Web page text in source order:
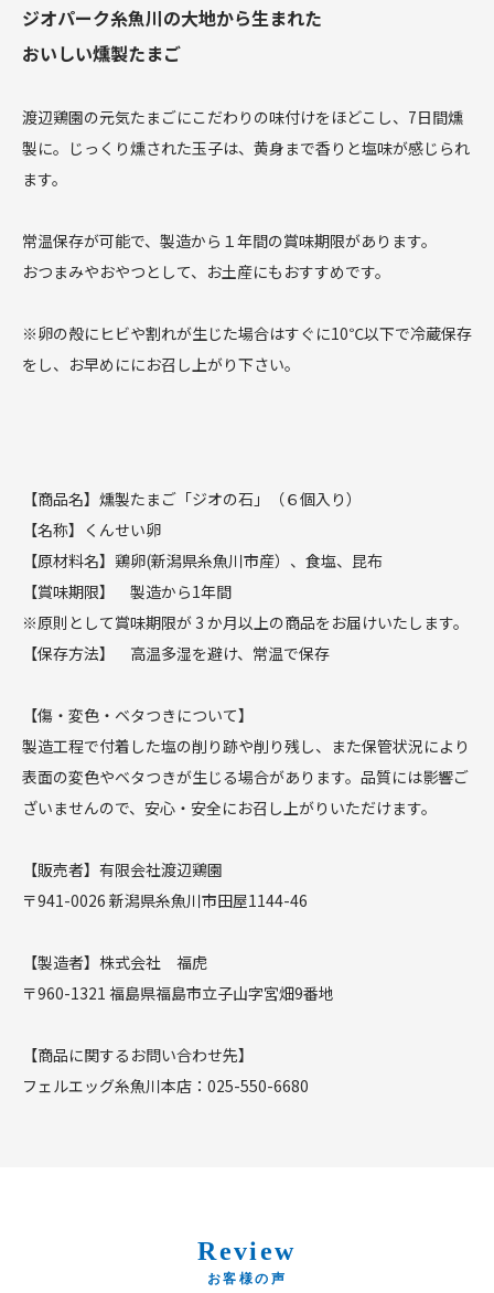
ジオパーク糸魚川の大地から生まれた
おいしい燻製たまご
渡辺鶏園の元気たまごにこだわりの味付けをほどこし、7日間燻
製に。じっくり燻された玉子は、黄身まで香りと塩味が感じられ
ます。
常温保存が可能で、製造から１年間の賞味期限があります。
おつまみやおやつとして、お土産にもおすすめです。
※卵の殻にヒビや割れが生じた場合はすぐに10℃以下で冷蔵保存
をし、お早めににお召し上がり下さい。
【商品名】燻製たまご「ジオの石」（６個入り）
【名称】くんせい卵
【原材料名】鶏卵(新潟県糸魚川市産）、食塩、昆布
【賞味期限】 製造から1年間
※原則として賞味期限が 3 か月以上の商品をお届けいたします。
【保存方法】 高温多湿を避け、常温で保存
【傷・変色・ベタつきについて】
製造工程で付着した塩の削り跡や削り残し、また保管状況により
表面の変色やベタつきが生じる場合があります。品質には影響ご
ざいませんので、安心・安全にお召し上がりいただけます。
【販売者】有限会社渡辺鶏園
〒941-0026 新潟県糸魚川市田屋1144-46
【製造者】株式会社 福虎
〒960-1321 福島県福島市立子山字宮畑9番地
【商品に関するお問い合わせ先】
フェルエッグ糸魚川本店：025-550-6680
Review